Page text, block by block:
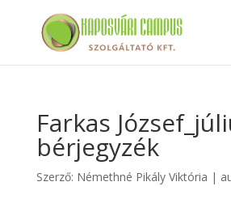
Farkas
bérjegyzék
Szerző: Némethné Pikály Viktória |